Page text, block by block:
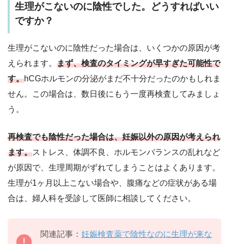
生理がこないのに陰性でした。どうすればいい
ですか？
生理がこないのに陰性だった場合は、いくつかの原因が考
えられます。 まず、検査のタイミングが早すぎた可能性で
す。hCGホルモンの分泌がまだ不十分だったのかもしれま
せん。この場合は、数日後にもう一度再検査してみましょ
う。
再検査でも陰性だった場合は、妊娠以外の原因が考えられ
ます。ストレス、体調不良、ホルモンバランスの乱れなど
が原因で、生理周期がずれてしまうことはよくあります。
生理が1ヶ月以上こない場合や、腹痛などの症状がある場
合は、婦人科を受診して医師に相談してください。
関連記事： 妊娠検査薬で陰性なのに生理が来な